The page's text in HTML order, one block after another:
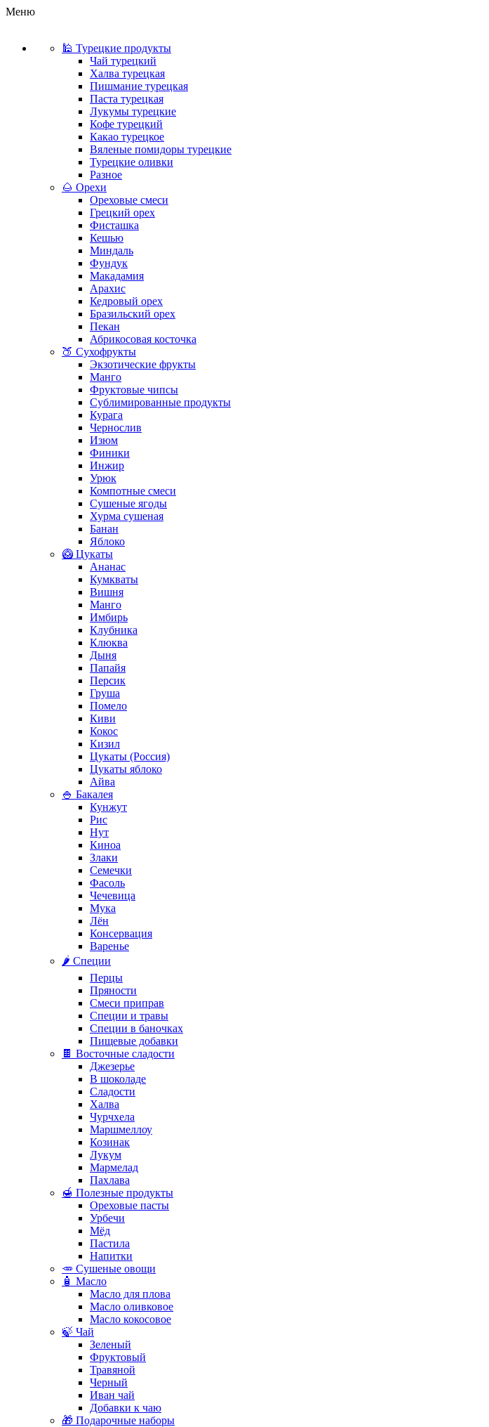
Меню
🕌 Турецкие продукты
Чай турецкий
Халва турецкая
Пишмание турецкая
Паста турецкая
Лукумы турецкие
Кофе турецкий
Какао турецкое
Вяленые помидоры турецкие
Турецкие оливки
Разное
🌰 Орехи
Ореховые смеси
Грецкий орех
Фисташка
Кешью
Миндаль
Фундук
Макадамия
Арахис
Кедровый орех
Бразильский орех
Пекан
Абрикосовая косточка
🍑 Сухофрукты
Экзотические фрукты
Манго
Фруктовые чипсы
Сублимированные продукты
Курага
Чернослив
Изюм
Финики
Инжир
Урюк
Компотные смеси
Сушеные ягоды
Хурма сушеная
Банан
Яблоко
🥝 Цукаты
Ананас
Кумкваты
Вишня
Манго
Имбирь
Клубника
Клюква
Дыня
Папайя
Персик
Груша
Помело
Киви
Кокос
Кизил
Цукаты (Россия)
Цукаты яблоко
Айва
🍚 Бакалея
Кунжут
Рис
Нут
Киноа
Злаки
Семечки
Фасоль
Чечевица
Мука
Лён
Консервация
Варенье
🌶️ Специи
Перцы
Пряности
Смеси приправ
Специи и травы
Специи в баночках
Пищевые добавки
🍫 Восточные сладости
Джезерье
В шоколаде
Сладости
Халва
Чурчхела
Маршмеллоу
Козинак
Лукум
Мармелад
Пахлава
🍯 Полезные продукты
Ореховые пасты
Урбечи
Мёд
Пастила
Напитки
🥕 Сушеные овощи
🧴 Масло
Масло для плова
Масло оливковое
Масло кокосовое
🍃 Чай
Зеленый
Фруктовый
Травяной
Черный
Иван чай
Добавки к чаю
🎁 Подарочные наборы